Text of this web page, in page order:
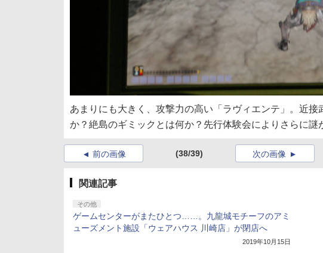
あまりにも大きく、攻撃力の高い「ラヴィエンテ」。近
か？絶島のギミックとは何か？先行体験会によりさらに謎
前の画像 (38/39) 次の画像
関連記事
その他
ゲームセンターがまたひとつ……。九龍城モチーフのアミ
ューズメント施設「ウェアハウス 川崎店」が閉店へ
2019年10月15日